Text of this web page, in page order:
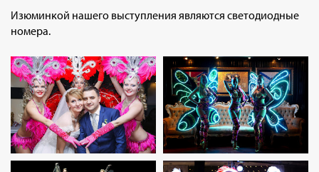
Изюминкой нашего выступления являются светодиодные
номера.